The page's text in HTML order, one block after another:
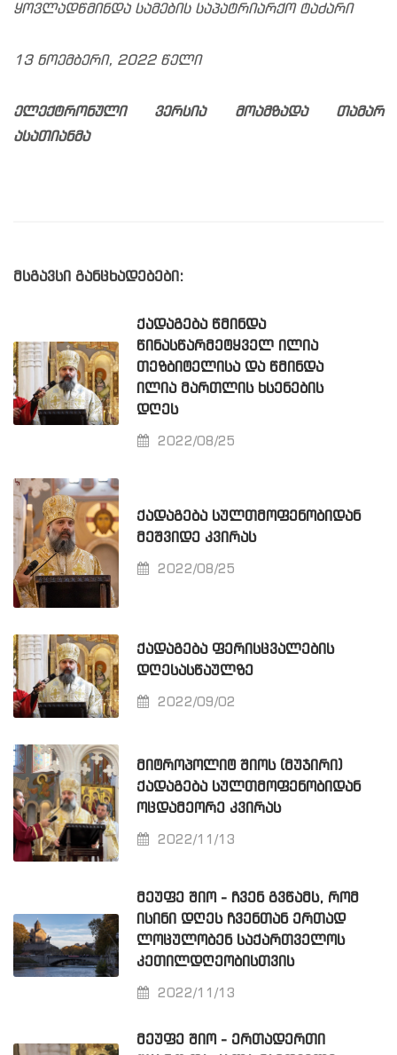
ყოვლადწმინდა სამების საპატრიარქო ტაძარი
13 ნოემბერი, 2022 წელი
ელექტრონული ვერსია მოამზადა თამარ
ასათიანმა
მსგავსი განცხადებები:
ᲥᲐᲓᲐᲒᲔᲑᲐ ᲬᲛᲘᲜᲓᲐ
ᲬᲘᲜᲐᲡᲬᲐᲠᲛᲔᲢᲧᲕᲔᲚ ᲘᲚᲘᲐ
ᲗᲔᲖᲑᲘᲢᲔᲚᲘᲡᲐ ᲓᲐ ᲬᲛᲘᲜᲓᲐ
ᲘᲚᲘᲐ ᲛᲐᲠᲗᲚᲘᲡ ᲮᲡᲔᲜᲔᲑᲘᲡ
ᲓᲦᲔᲡ
2022/08/25
ᲥᲐᲓᲐᲒᲔᲑᲐ ᲡᲣᲚᲗᲛᲝᲤᲔᲜᲝᲑᲘᲓᲐᲜ
ᲛᲔᲨᲕᲘᲓᲔ ᲙᲕᲘᲠᲐᲡ
2022/08/25
ᲥᲐᲓᲐᲒᲔᲑᲐ ᲤᲔᲠᲘᲡᲪᲕᲐᲚᲔᲑᲘᲡ
ᲓᲦᲔᲡᲐᲡᲬᲐᲣᲚᲖᲔ
2022/09/02
ᲛᲘᲢᲠᲝᲞᲝᲚᲘᲢ ᲨᲘᲝᲡ (ᲛᲣᲯᲘᲠᲘ)
ᲥᲐᲓᲐᲒᲔᲑᲐ ᲡᲣᲚᲗᲛᲝᲤᲔᲜᲝᲑᲘᲓᲐᲜ
ᲝᲪᲓᲐᲛᲔᲝᲠᲔ ᲙᲕᲘᲠᲐᲡ
2022/11/13
ᲛᲔᲣᲤᲔ ᲨᲘᲝ - ᲩᲕᲔᲜ ᲒᲕᲬᲐᲛᲡ, ᲠᲝᲛ
ᲘᲡᲘᲜᲘ ᲓᲦᲔᲡ ᲩᲕᲔᲜᲗᲐᲜ ᲔᲠᲗᲐᲓ
ᲚᲝᲪᲣᲚᲝᲑᲔᲜ ᲡᲐᲥᲐᲠᲗᲕᲔᲚᲝᲡ
ᲙᲔᲗᲘᲚᲓᲦᲔᲝᲑᲘᲡᲗᲕᲘᲡ
2022/11/13
ᲛᲔᲣᲤᲔ ᲨᲘᲝ - ᲔᲠᲗᲐᲓᲔᲠᲗᲘ